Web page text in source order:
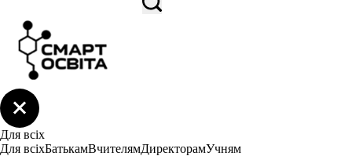
Для всіх
Для всіхБатькамВчителямДиректорамУчням